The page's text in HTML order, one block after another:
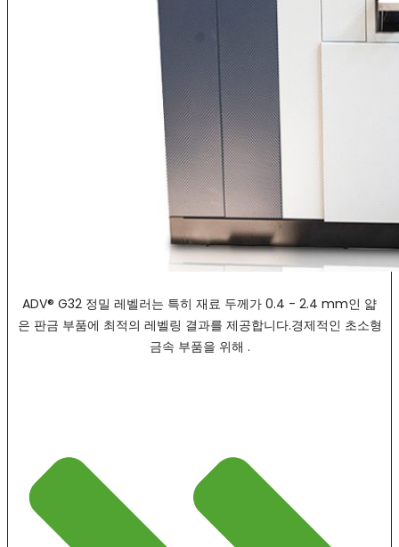
ADV® G32 정밀 레벨러는 특히 재료 두께가 0.4 - 2.4 mm인 얇
은 판금 부품에 최적의 레벨링 결과를 제공합니다.경제적인 초소형
금속 부품을 위해 .